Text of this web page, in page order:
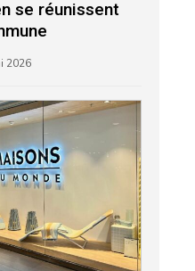
se réunissent
2026